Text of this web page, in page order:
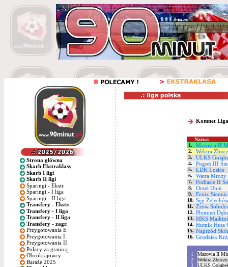
Strona główna
Skarb Ekstraklasy
Skarb I ligi
Skarb II ligi
Sparingi - Ekstr.
Sparingi - I liga
Sparingi - II liga
Transfery - Ekstr.
Transfery - I liga
Transfery - II liga
Transfery - zagr.
Przygotowania E
Przygotowania I
Przygotowania II
Polacy za granicą
Obcokrajowcy
Baraże 2025
Komnet
Nazwa
1.
Mazovia II
2. Wektra
3. ULKS
4. Pogoń III
5. ŁDK Łosice
6. Watra Mrozy
7. Podlasie II
8. Orzeł Unin
9. Fenix
10. Sęp
11. Zryw
12. Płomień
13. MKS
14. Hutnik Huta
15. Naprzód
16. Grodzisk
1
Mazovia II
2
Wektra
3
ULKS